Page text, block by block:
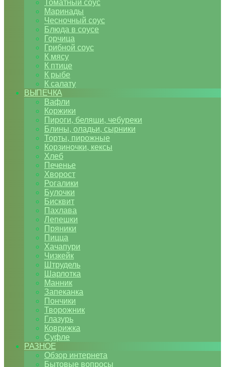
Томатный соус
Маринады
Чесночный соус
Блюда в соусе
Горчица
Грибной соус
К мясу
К птице
К рыбе
К салату
ВЫПЕЧКА
Вафли
Коржики
Пироги, беляши, чебуреки
Блины, оладьи, сырники
Торты, пирожные
Корзиночки, кексы
Хлеб
Печенье
Хворост
Рогалики
Булочки
Бисквит
Пахлава
Лепешки
Пряники
Пицца
Хачапури
Чизкейк
Штрудель
Шарлотка
Манник
Запеканка
Пончики
Творожник
Глазурь
Коврижка
Суфле
РАЗНОЕ
Обзор интернета
Бытовые вопросы